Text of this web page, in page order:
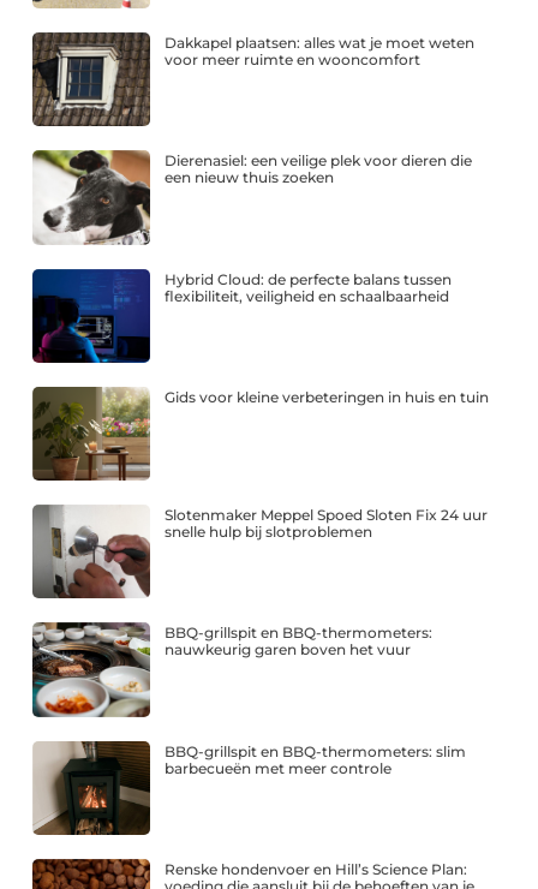
Dakkapel plaatsen: alles wat je moet weten
voor meer ruimte en wooncomfort
Dierenasiel: een veilige plek voor dieren die
een nieuw thuis zoeken
Hybrid Cloud: de perfecte balans tussen
flexibiliteit, veiligheid en schaalbaarheid
Gids voor kleine verbeteringen in huis en tuin
Slotenmaker Meppel Spoed Sloten Fix 24 uur
snelle hulp bij slotproblemen
BBQ-grillspit en BBQ-thermometers:
nauwkeurig garen boven het vuur
BBQ-grillspit en BBQ-thermometers: slim
barbecueën met meer controle
Renske hondenvoer en Hill’s Science Plan: